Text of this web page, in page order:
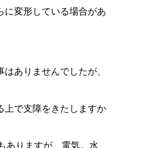
に変形している場合があ
ありませんでしたが、
上で支障をきたしますか
ありますが、電気。水